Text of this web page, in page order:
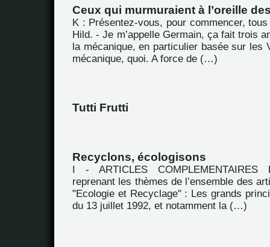
Ceux qui murmuraient à l’oreille
K : Présentez-vous, pour commencer,
Hild. - Je m’appelle Germain, ça fait trois
la mécanique, en particulier basée sur les
mécanique, quoi. A force de (…)
Tutti Frutti
Recyclons, écologisons
I - ARTICLES COMPLEMENTAIRES
reprenant les thèmes de l’ensemble des
"Ecologie et Recyclage" : Les grands
du 13 juillet 1992, et notamment la (…)